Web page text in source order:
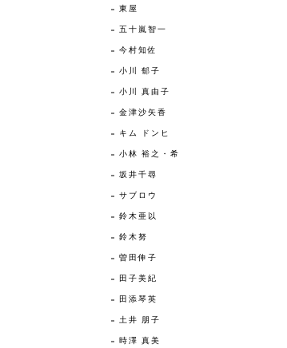
東屋
五十嵐智一
今村知佐
小川 郁子
小川 真由子
金津沙矢香
キム ドンヒ
小林 裕之・希
坂井千尋
サブロウ
鈴木亜以
鈴木努
曽田伸子
田子美紀
田添琴英
土井 朋子
時澤 真美